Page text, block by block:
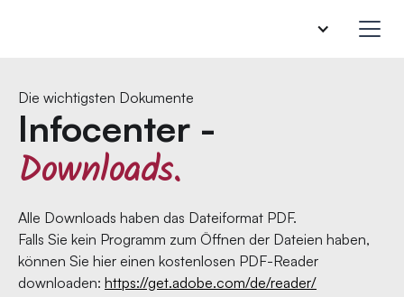
Die wichtigsten Dokumente
Infocenter -
Downloads.
Alle Downloads haben das Dateiformat PDF.
Falls Sie kein Programm zum Öffnen der Dateien haben,
können Sie hier einen kostenlosen PDF-Reader
downloaden: https://get.adobe.com/de/reader/